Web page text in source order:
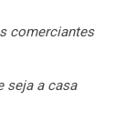
comerciantes
seja a casa